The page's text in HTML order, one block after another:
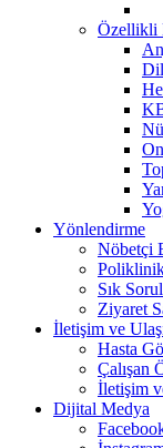
Özellikli
Yönlendirme
Nöbetçi
Sık
Ziyaret
İletişim ve
Hasta
Çalışan
İletişim
Dijital Medya